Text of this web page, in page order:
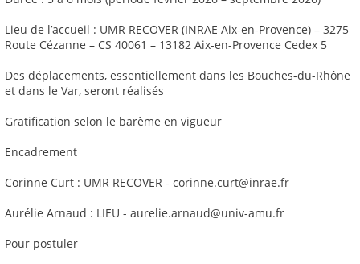
Lieu de l’accueil : UMR RECOVER (INRAE Aix-en-Provence) – 3275
Route Cézanne – CS 40061 – 13182 Aix-en-Provence Cedex 5
Des déplacements, essentiellement dans les Bouches-du-Rhône
et dans le Var, seront réalisés
Gratification selon le barème en vigueur
Encadrement
Corinne Curt : UMR RECOVER - corinne.curt@inrae.fr
Aurélie Arnaud : LIEU - aurelie.arnaud@univ-amu.fr
Pour postuler